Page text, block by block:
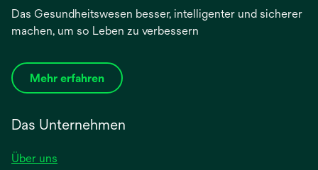
Das Gesundheitswesen besser, intelligenter und sicherer
machen, um so Leben zu verbessern
Mehr erfahren
Das Unternehmen
Über uns